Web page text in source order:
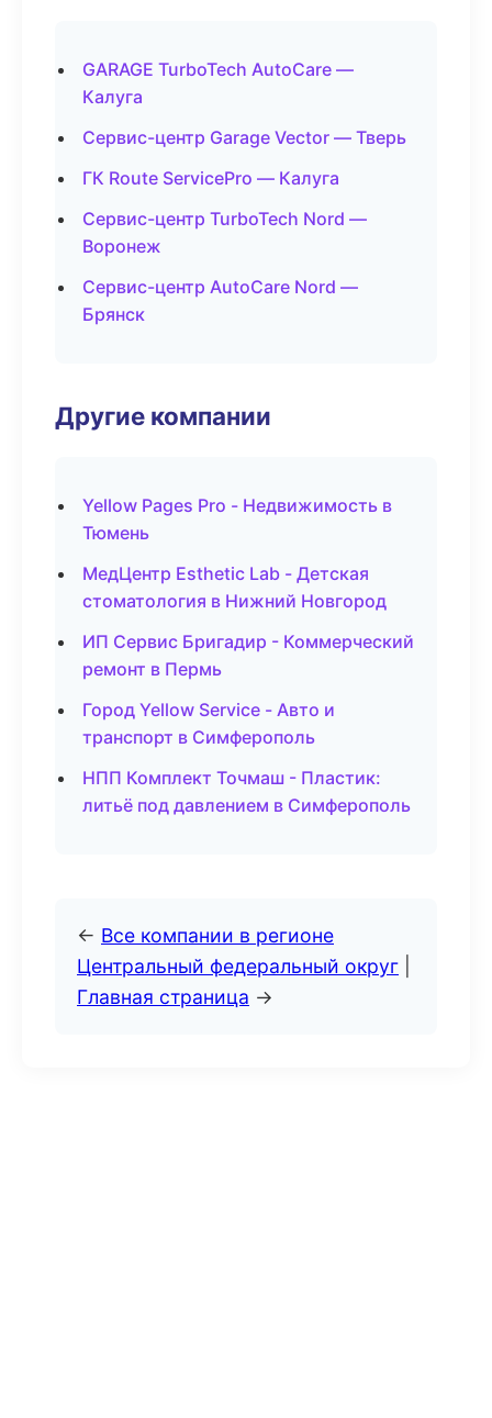
GARAGE TurboTech AutoCare —
Калуга
Сервис-центр Garage Vector — Тверь
ГК Route ServicePro — Калуга
Сервис-центр TurboTech Nord —
Воронеж
Сервис-центр AutoCare Nord —
Брянск
Другие компании
Yellow Pages Pro - Недвижимость в
Тюмень
МедЦентр Esthetic Lab - Детская
стоматология в Нижний Новгород
ИП Сервис Бригадир - Коммерческий
ремонт в Пермь
Город Yellow Service - Авто и
транспорт в Симферополь
НПП Комплект Точмаш - Пластик:
литьё под давлением в Симферополь
← Все компании в регионе
Центральный федеральный округ
Главная страница →